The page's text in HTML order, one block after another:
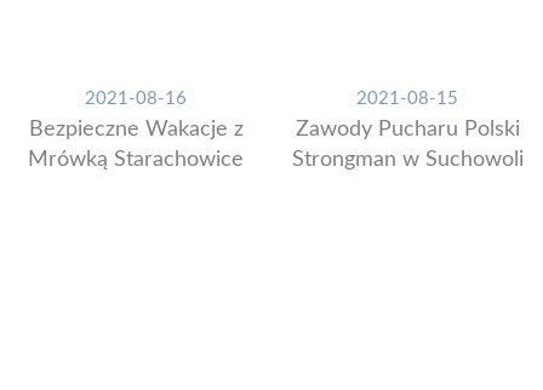
2021-08-16
Bezpieczne Wakacje z
Mrówką Starachowice
2021-08-15
Zawody Pucharu Polski
Strongman w Suchowoli